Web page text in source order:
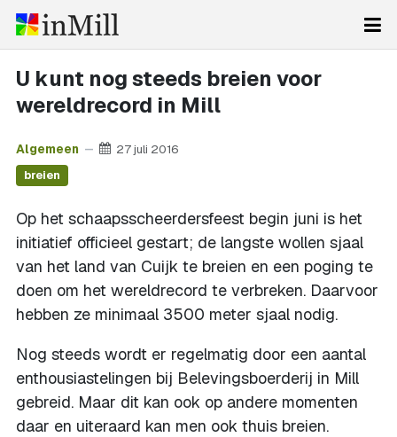
U kunt nog steeds breien voor
wereldrecord in Mill
Algemeen 27 juli 2016
breien
Op het schaapsscheerdersfeest begin juni is het
initiatief officieel gestart; de langste wollen sjaal
van het land van Cuijk te breien en een poging te
doen om het wereldrecord te verbreken. Daarvoor
hebben ze minimaal 3500 meter sjaal nodig.
Nog steeds wordt er regelmatig door een aantal
enthousiastelingen bij Belevingsboerderij in Mill
gebreid. Maar dit kan ook op andere momenten
daar en uiteraard kan men ook thuis breien.